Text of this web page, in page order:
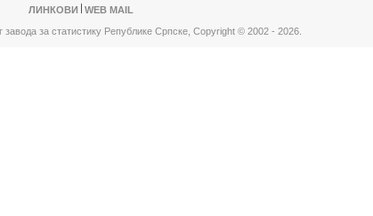
ЛИНКОВИ
WEB MAIL
завода за статистику Републике Српске, Copyright © 2002 - 2026.